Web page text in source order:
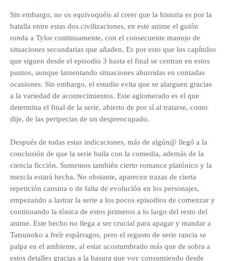
Sin embargo, no os equivoquéis al creer que la historia es por la
batalla entre estas dos civilizaciones, en este anime el guión
ronda a Tylor continuamente, con el consecuente manojo de
situaciones secundarias que añaden. Es por esto que los capítulos
que siguen desde el episodio 3 hasta el final se centran en estos
puntos, aunque lamentando situaciones aburridas en contadas
ocasiones. Sin embargo, el estudio evita que se alarguen gracias
a la variedad de acontecimientos. Este aglomerado es el que
determina el final de la serie, abierto de por sí al tratarse, como
dije, de las peripecias de un despreocupado.
Después de todas estas indicaciones, más de algún@ llegó a la
conclusión de que la serie baila con la comedia, además de la
ciencia ficción. Sumemos también cierto romance platónico y la
mezcla estará hecha. No obstante, aparecen trazas de cierta
repetición cansina o de falta de evolución en los personajes,
empezando a lastrar la serie a los pocos episodios de comenzar y
continuando la tónica de estos primeros a lo largo del resto del
anime. Este hecho no llega a ser crucial para apagar y mandar a
Tatsunoko a freír espárragos, pero el regusto de serie rancia se
palpa en el ambiente, al estar acostumbrado más que de sobra a
estos detalles gracias a la basura que voy consumiendo desde